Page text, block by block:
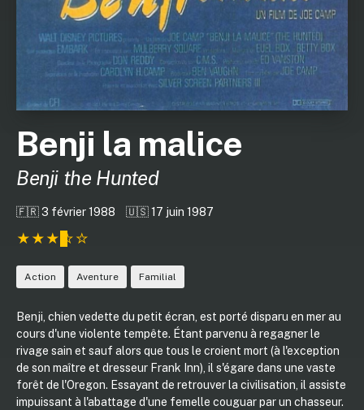
Benji la malice
Benji the Hunted
🇫🇷 3 février 1988 🇺🇸 17 juin 1987
Action Aventure Familial
Benji, chien vedette du petit écran, est porté disparu en mer au
cours d'une violente tempête. Étant parvenu à regagner le
rivage sain et sauf alors que tous le croient mort (à l'exception
de son maître et dresseur Frank Inn), il s'égare dans une vaste
forêt de l'Oregon. Essayant de retrouver la civilisation, il assiste
impuissant à l'abattage d'une femelle couguar par un chasseur.